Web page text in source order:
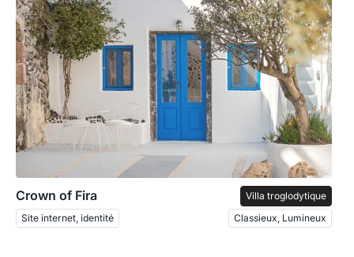
Crown of Fira
Villa troglodytique
Site internet, identité
Classieux, Lumineux